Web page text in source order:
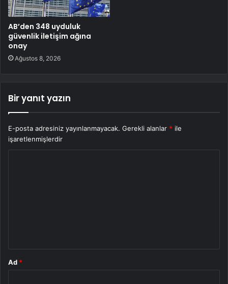
AB’den 348 uyduluk
güvenlik iletişim ağına
onay
Ağustos 8, 2026
Bir yanıt yazın
E-posta adresiniz yayınlanmayacak. Gerekli alanlar * ile
işaretlenmişlerdir
Ad *